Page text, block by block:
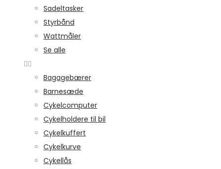
Sadeltasker
Styrbånd
Wattmåler
Se alle
Bagagebærer
Barnesæde
Cykelcomputer
Cykelholdere til bil
Cykelkuffert
Cykelkurve
Cykellås